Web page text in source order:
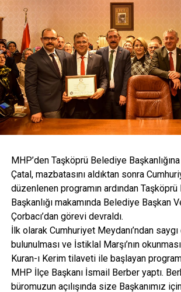
MHP’den Taşköprü Belediye
Çatal, mazbatasını aldıktan sonra
düzenlenen programın ardından
Başkanlığı makamında Belediye Başkan
Çorbacı’dan görevi devraldı.
İlk olarak Cumhuriyet Meydanı’ndan
bulunulması ve İstiklal Marşı’nın
Kuran-ı Kerim tilaveti ile başlayan
MHP İlçe Başkanı İsmail Berber yaptı.
büromuzun açılışında size Başkanımız